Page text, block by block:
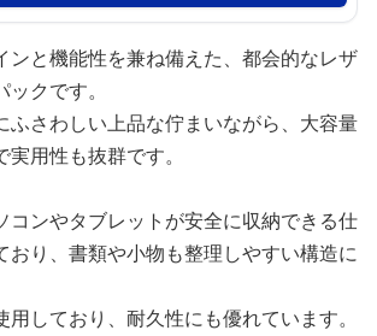
ンと機能性を兼ね備えた、都会的なレザ
クです。
ふさわしい上品な佇まいながら、大容量
用性も抜群です。
コンやタブレットが安全に収納できる仕
おり、書類や小物も整理しやすい構造に
しており、耐久性にも優れています。